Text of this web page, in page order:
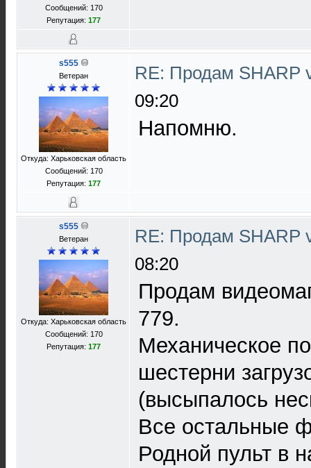
Сообщений: 170
Репутация: 177
s555
Ветеран
Откуда: Харьковская область
Сообщений: 170
Репутация: 177
RE: Продам SHARP
09:20
Напомню.
s555
Ветеран
Откуда: Харьковская область
Сообщений: 170
Репутация: 177
RE: Продам SHARP
08:20
Продам
779.
Механическое
шестерни
(высыпалось
Все остальные
Родной пульт в